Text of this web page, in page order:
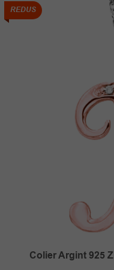
REDUS
Colier Argint 925